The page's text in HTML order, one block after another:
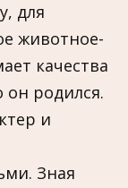
для
животное-
качества
он родился.
и
Зная